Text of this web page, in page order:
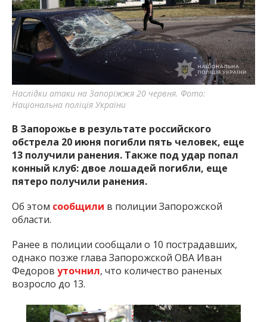
важную информацию о событиях
города Запорожья и области.
Наслідки атаки на Запоріжжя 20 червня. Фото:
Національна поліція України
В Запорожье в результате российского
обстрела 20 июня погибли пять человек, еще
13 получили ранения. Также под удар попал
конный клуб: двое лошадей погибли, еще
пятеро получили ранения.
Об этом сообщили в полиции Запорожской
области.
Ранее в полиции сообщали о 10 пострадавших,
однако позже глава Запорожской ОВА Иван
Федоров уточнил, что количество раненых
возросло до 13.